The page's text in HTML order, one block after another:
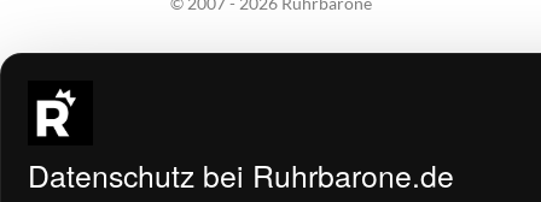
Datenschutz bei Ruhrbarone.de